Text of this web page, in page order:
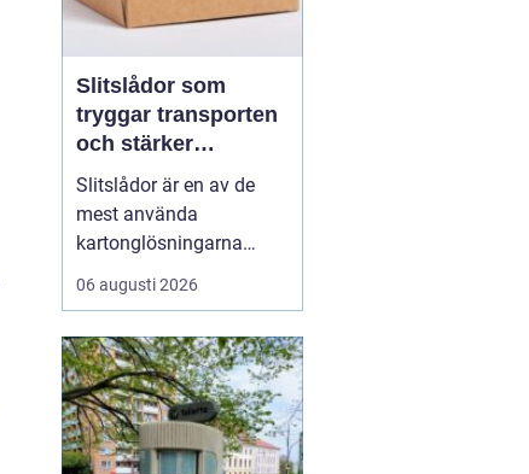
Slitslådor som
tryggar transporten
och stärker
varumärket
Slitslådor är en av de
mest använda
kartonglösningarna
inom transport och
logistik, och många
leverantörer som
standardpack.se för att
säkra både kvalitet och
flexibilitet. En s...
06 augusti 2026